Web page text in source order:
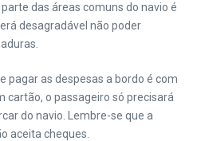
das áreas comuns do navio é
desagradável não poder
pagar as despesas a bordo é com
cartão, o passageiro só precisará
do navio. Lembre-se que a
aceita cheques.